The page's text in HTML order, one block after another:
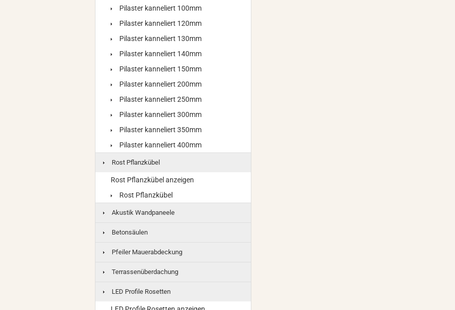
Pilaster kanneliert 100mm
Pilaster kanneliert 120mm
Pilaster kanneliert 130mm
Pilaster kanneliert 140mm
Pilaster kanneliert 150mm
Pilaster kanneliert 200mm
Pilaster kanneliert 250mm
Pilaster kanneliert 300mm
Pilaster kanneliert 350mm
Pilaster kanneliert 400mm
Rost Pflanzkübel
Rost Pflanzkübel anzeigen
Rost Pflanzkübel
Akustik Wandpaneele
Betonsäulen
Pfeiler Mauerabdeckung
Terrassenüberdachung
LED Profile Rosetten